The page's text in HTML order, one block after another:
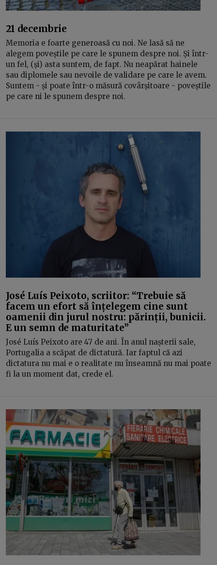
21 decembrie
Memoria e foarte generoasă cu noi. Ne lasă să ne
alegem poveștile pe care le spunem despre noi. Și într-
un fel, (și) asta suntem, de fapt. Nu neapărat hainele
sau diplomele sau nevoile de validare pe care le avem.
Suntem - și poate într-o măsură covârșitoare - poveștile
pe care ni le spunem despre noi.
José Luís Peixoto, scriitor: “Trebuie să
facem un efort să înțelegem cine sunt
oamenii din jurul nostru: părinții, bunicii.
E un semn de maturitate”
José Luís Peixoto are 47 de ani. În anul nașterii sale,
Portugalia a scăpat de dictatură. Iar faptul că azi
dictatura nu mai e o realitate nu înseamnă nu mai poate
fi la un moment dat, crede el.